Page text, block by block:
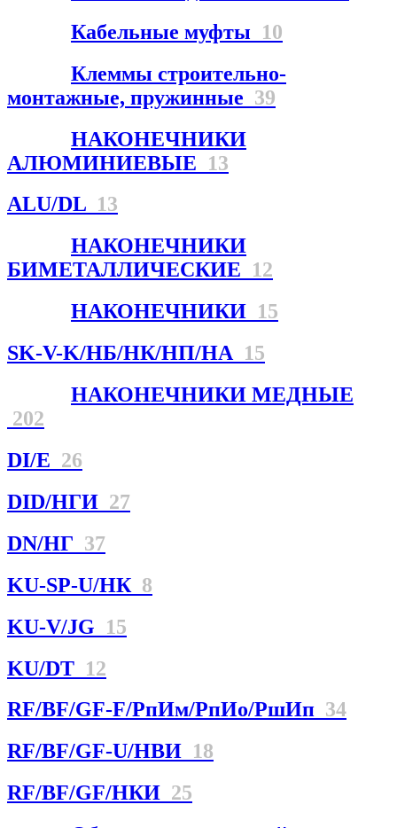
Кабельные муфты 10
Клеммы строительно-
монтажные, пружинные 39
НАКОНЕЧНИКИ
АЛЮМИНИЕВЫЕ 13
ALU/DL 13
НАКОНЕЧНИКИ
БИМЕТАЛЛИЧЕСКИЕ 12
НАКОНЕЧНИКИ 15
SK-V-K/НБ/НК/НП/НА 15
НАКОНЕЧНИКИ МЕДНЫЕ
202
DI/E 26
DID/НГИ 27
DN/НГ 37
KU-SP-U/НК 8
KU-V/JG 15
KU/DT 12
RF/BF/GF-F/РпИм/РпИо/РшИп 34
RF/BF/GF-U/НBИ 18
RF/BF/GF/НКИ 25